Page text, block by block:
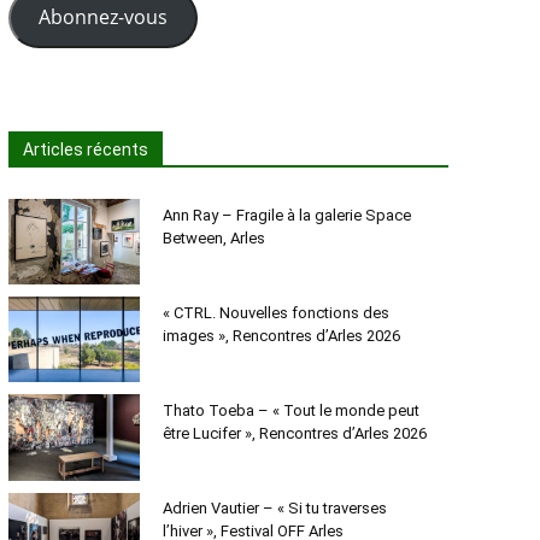
Abonnez-vous
Articles récents
Ann Ray – Fragile à la galerie Space
Between, Arles
« CTRL. Nouvelles fonctions des
images », Rencontres d’Arles 2026
Thato Toeba – « Tout le monde peut
être Lucifer », Rencontres d’Arles 2026
Adrien Vautier – « Si tu traverses
l’hiver », Festival OFF Arles